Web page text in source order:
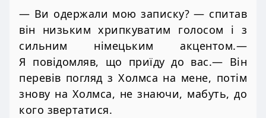
— Ви одержали мою записку? — спитав
він низьким хрипкуватим голосом і з
сильним німецьким акцентом.—
Я повідомляв, що приїду до вас.— Він
перевів погляд з Холмса на мене, потім
знову на Холмса, не знаючи, мабуть, до
кого звертатися.